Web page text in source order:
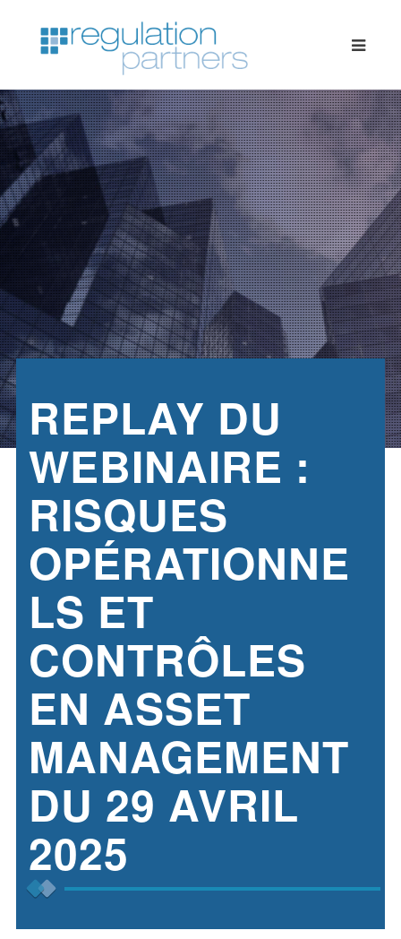
REPLAY DU
WEBINAIRE :
RISQUES
OPÉRATIONNE
LS ET
CONTRÔLES
EN ASSET
MANAGEMENT
DU 29 AVRIL
2025